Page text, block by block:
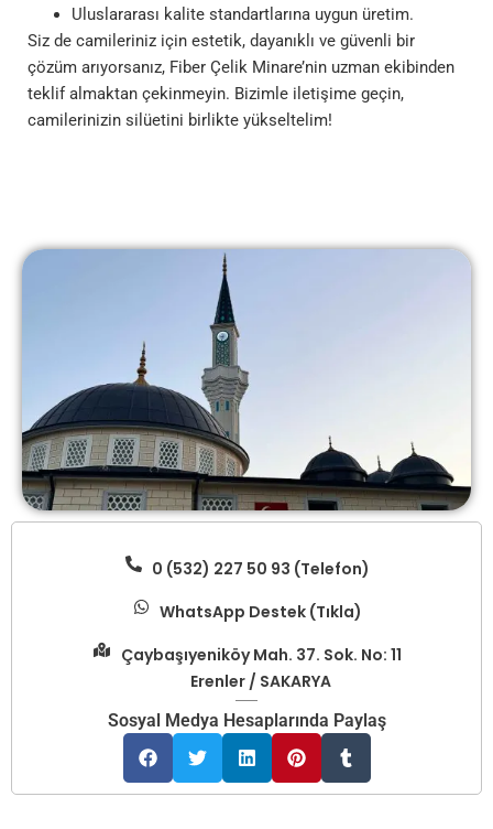
Uluslararası kalite standartlarına uygun üretim.
Siz de camileriniz için estetik, dayanıklı ve güvenli bir
çözüm arıyorsanız, Fiber Çelik Minare’nin uzman ekibinden
teklif almaktan çekinmeyin. Bizimle iletişime geçin,
camilerinizin silüetini birlikte yükseltelim!
0 (532) 227 50 93 (Telefon)
WhatsApp Destek (Tıkla)
Çaybaşıyeniköy Mah. 37. Sok. No: 11
Erenler / SAKARYA
Sosyal Medya Hesaplarında Paylaş